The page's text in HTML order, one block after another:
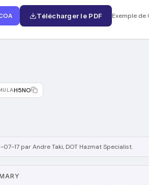
Télécharger le PDF Exemple de
H5NO
17 par Andre Taki, DOT Hazmat Specialist.